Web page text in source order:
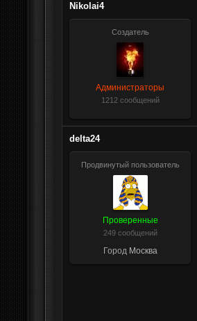
Nikolai4
Создатель
Администраторы
1212 сообщений
delta24
Продвинутый пользователь
Проверенные
249 сообщений
Город Москва